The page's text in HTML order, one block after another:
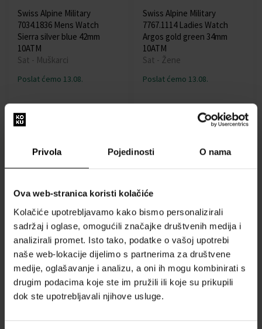
Privola Pojedinosti O nama
Ova web-stranica koristi kolačiće
Kolačiće upotrebljavamo kako bismo personalizirali
sadržaj i oglase, omogućili značajke društvenih medija i
analizirali promet. Isto tako, podatke o vašoj upotrebi
naše web-lokacije dijelimo s partnerima za društvene
medije, oglašavanje i analizu, a oni ih mogu kombinirati s
drugim podacima koje ste im pružili ili koje su prikupili
dok ste upotrebljavali njihove usluge.
Swiss Alpine Military
7034.1836 Mens Watch
Sierra silver blue 42mm
10ATM
Sat - Muškarci
Poslat ćemo 13.08.
145,00 €
Swiss Alpine Military
7767.1114 Ladies Watch
Argos gold green 34mm
10ATM
Sat - Žene
Poslat ćemo 13.08.
Swiss Alpine Military
7767.1115 Ladies Watch
Argos gold blue 34mm
10ATM
Sat - Žene
Poslat ćemo 13.08.
154,00 €
Swiss Alpine Military
7767.1117 Ladies Watch
Argos gold black 34mm
10ATM
Sat - Žene
Poslat ćemo 13.08.
145,00 €